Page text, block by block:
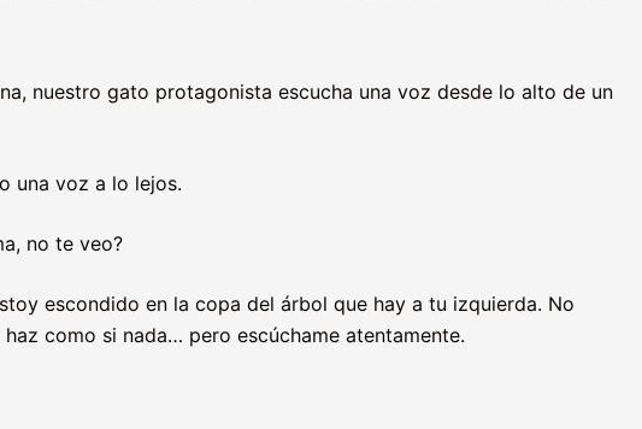
nuestro gato protagonista escucha una voz desde lo alto de un
una voz a lo lejos.
no te veo?
escondido en la copa del árbol que hay a tu izquierda. No
haz como si nada… pero escúchame atentamente.